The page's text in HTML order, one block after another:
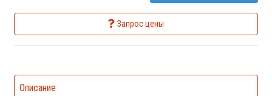
Запрос цены
Описание